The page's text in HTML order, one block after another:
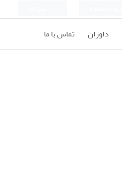
داوران تماس با ما